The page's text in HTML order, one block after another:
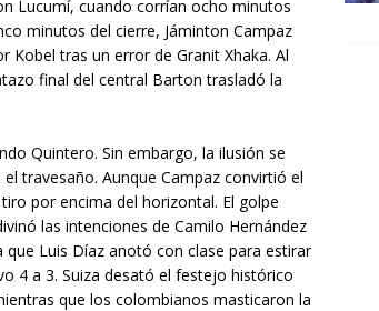
Lucumí, cuando corrían ocho minutos
minutos del cierre, Jáminton Campaz
tras un error de Granit Xhaka. Al
final del central Barton trasladó la
Quintero. Sin embargo, la ilusión se
travesaño. Aunque Campaz convirtió el
por encima del horizontal. El golpe
las intenciones de Camilo Hernández
Luis Díaz anotó con clase para estirar
4 a 3. Suiza desató el festejo histórico
que los colombianos masticaron la